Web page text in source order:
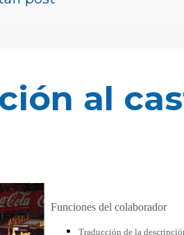
al
Funciones del colaborador
Traducción de la